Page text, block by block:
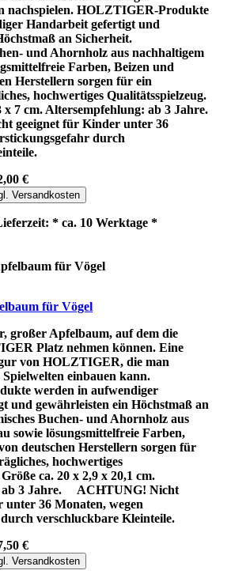
nachspielen. HOLZTIGER-Produkte
Handarbeit gefertigt und
an Sicherheit.
und Ahornholz aus nachhaltigem
Farben, Beizen und
Herstellern sorgen für ein
hochwertiges Qualitätsspielzeug.
x 7 cm. Altersempfehlung: ab 3 Jahre.
geeignet für Kinder unter 36
durch
€
Versandkosten
* ca. 10 Werktage *
für Vögel
großer Apfelbaum, auf dem die
Platz nehmen können. Eine
von HOLZTIGER, die man
einbauen kann.
werden in aufwendiger
und gewährleisten ein Höchstmaß an
Buchen- und Ahornholz aus
sowie lösungsmittelfreie Farben,
deutschen Herstellern sorgen für
hochwertiges
ca. 20 x 2,9 x 20,1 cm.
ab 3 Jahre. ACHTUNG! Nicht
unter 36 Monaten, wegen
verschluckbare Kleinteile.
€
Versandkosten